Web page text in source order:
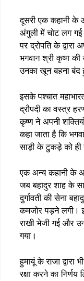
दूसरी एक कहानी के
अंगुली में चोट लग
पर द्रोपति के
भगवान श्री कृष्ण
उनका खून बहना
इसके पश्चात
द्रौपदी का वस्त्र
कृष्ण ने अपनी
कहा जाता है कि
साड़ी के टुकड़े को ही
एक अन्य कहानी के
जब बहादुर शाह के
दुर्गावती की सेना
कमजोर पड़ने लगी। इस
राखी भेजी गई और
गया।
हुमायूं के राजा द्वारा
रक्षा करने का